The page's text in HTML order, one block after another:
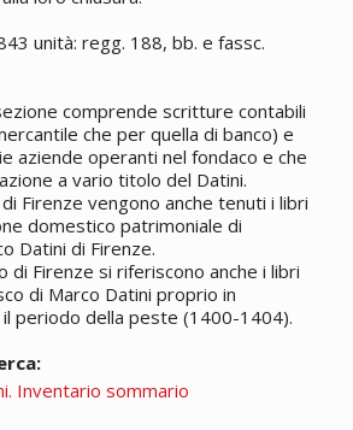
unità: regg. 188, bb. e fassc.
comprende scritture contabili
che per quella di banco) e
aziende operanti nel fondaco e che
a vario titolo del Datini.
Firenze vengono anche tenuti i libri
domestico patrimoniale di
Datini di Firenze.
di Firenze si riferiscono anche i libri
di Marco Datini proprio in
periodo della peste (1400-1404).
Inventario sommario